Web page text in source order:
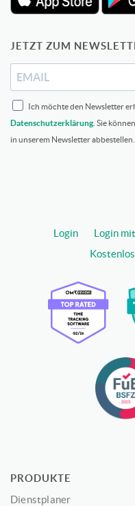
JETZT ZUM
Ich möchte den Newsletter
Datenschutzerklärung . Sie
in unserem Newsletter abbestellen.
Login Login
PRODUKTE
Dienstplaner